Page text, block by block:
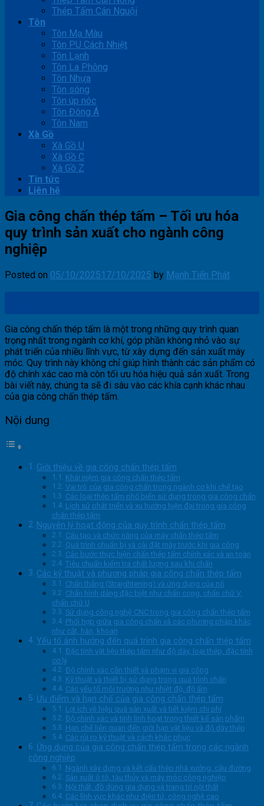
Thép Tấm Cán Nguội
Tôn
Tôn Mạ Màu
Tôn PU Cách Nhiệt
Tôn Lạnh
Tôn La Phông
Tôn Nhựa
Tôn sóng
Tôn úp nóc
Tôn Đông Á
Tôn Nam
Xà Gồ
Xà Gồ U
Xà Gồ C
Xà Gồ Z
Tin tức
Liên hệ
Gia công chấn thép tấm – Tối ưu hóa
quy trình sản xuất cho ngành công
nghiệp
Posted on 05/10/202517/10/2025 by Mạnh Tiến Phát
Gia công chấn thép tấm là một trong những quy trình quan
trọng nhất trong ngành cơ khí, góp phần không nhỏ vào sự
phát triển của nhiều lĩnh vực, từ xây dựng đến sản xuất máy
móc. Quy trình này không chỉ giúp hình thành các sản phẩm có
độ chính xác cao mà còn tối ưu hóa hiệu quả sản xuất. Trong
bài viết này, chúng ta sẽ đi sâu vào các khía cạnh khác nhau
của gia công chấn thép tấm.
Nội dung
Giới thiệu về gia công chấn thép tấm
Khái niệm gia công chấn thép tấm
Vai trò của gia công chấn trong ngành cơ khí chế tạo
Các loại thép tấm phổ biến sử dụng trong gia công chấn
Lịch sử phát triển và xu hướng hiện đại trong gia công
chấn thép tấm
Nguyên lý hoạt động của quy trình chấn thép tấm
Cấu tạo và chức năng của máy chấn thép tấm
Quá trình chuẩn bị và cài đặt máy trước khi gia công
Các bước thực hiện chấn thép tấm chính xác và an toàn
Tiêu chuẩn kiểm tra chất lượng sau khi chấn
Các kỹ thuật và phương pháp gia công chấn thép tấm
Chấn thẳng (Straightening) và ứng dụng của nó
Chấn hình dáng đặc biệt như chấn cong, chấn chữ V,
chấn chữ U
Sử dụng công nghệ CNC trong gia công chấn thép tấm
Phối hợp giữa gia công chấn và các phương pháp khác
như cắt, hàn, khoan
Yếu tố ảnh hưởng đến quá trình gia công chấn thép tấm
Đặc tính vật liệu thép tấm như độ dày, loại thép, đặc tính
cơ lý
Độ chính xác cần thiết và phạm vi gia công
Kỹ thuật và thiết bị sử dụng trong quá trình chấn
Các yếu tố môi trường như nhiệt độ, độ ẩm
Ưu điểm và hạn chế của gia công chấn thép tấm
Lợi ích về hiệu quả sản xuất và tiết kiệm chi phí
Độ chính xác và tính linh hoạt trong thiết kế sản phẩm
Hạn chế liên quan đến giới hạn vật liệu và độ dày thép
Các rủi ro kỹ thuật và cách khắc phục
Ứng dụng của gia công chấn thép tấm trong các ngành
công nghiệp
Ngành xây dựng và kết cấu thép nhà xưởng, cầu đường
Sản xuất ô tô, tàu thủy và máy móc công nghiệp
Nội thất, đồ dùng gia dụng và trang trí nội thất
Các lĩnh vực khác như điện tử, công nghệ cao